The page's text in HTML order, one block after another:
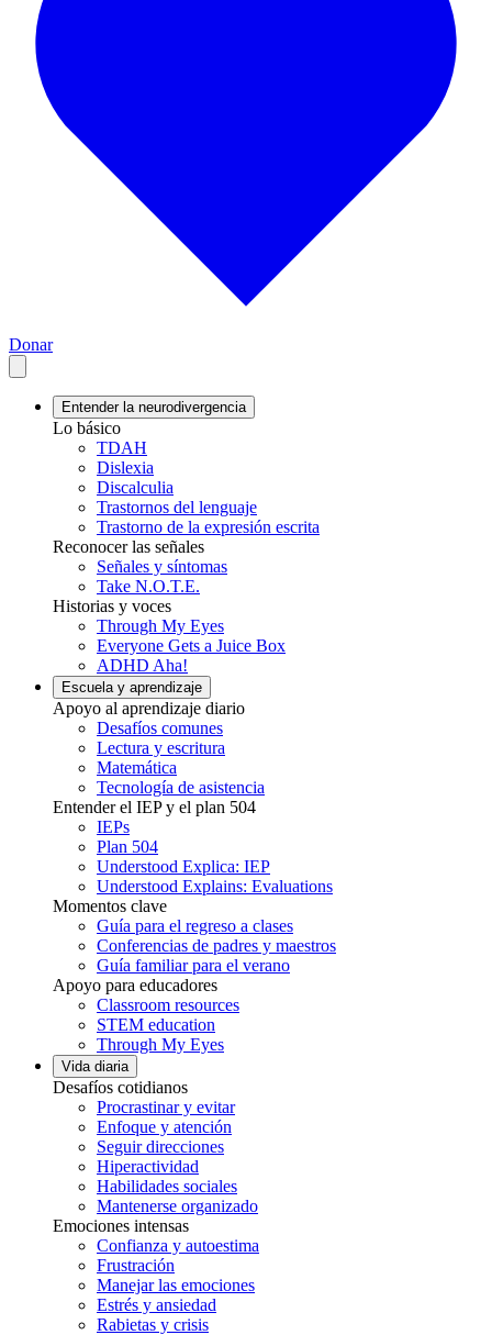
Donar
Entender la neurodivergencia
Lo básico
TDAH
Dislexia
Discalculia
Trastornos del lenguaje
Trastorno de la expresión escrita
Reconocer las señales
Señales y síntomas
Take N.O.T.E.
Historias y voces
Through My Eyes
Everyone Gets a Juice Box
ADHD Aha!
Escuela y aprendizaje
Apoyo al aprendizaje diario
Desafíos comunes
Lectura y escritura
Matemática
Tecnología de asistencia
Entender el IEP y el plan 504
IEPs
Plan 504
Understood Explica: IEP
Understood Explains: Evaluations
Momentos clave
Guía para el regreso a clases
Conferencias de padres y maestros
Guía familiar para el verano
Apoyo para educadores
Classroom resources
STEM education
Through My Eyes
Vida diaria
Desafíos cotidianos
Procrastinar y evitar
Enfoque y atención
Seguir direcciones
Hiperactividad
Habilidades sociales
Mantenerse organizado
Emociones intensas
Confianza y autoestima
Frustración
Manejar las emociones
Estrés y ansiedad
Rabietas y crisis